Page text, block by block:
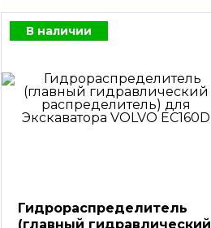
В наличии
Гидрораспределитель
(главный гидравлический